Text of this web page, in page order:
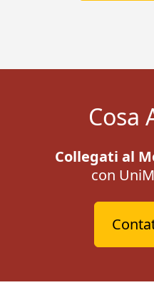
Cosa
Collegati al
con